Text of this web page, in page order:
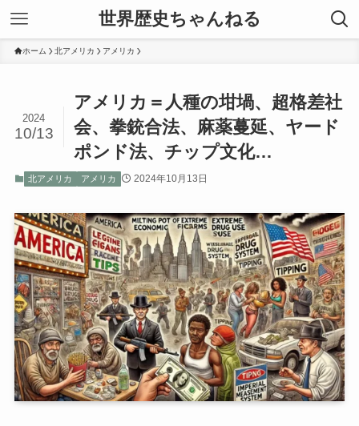
世界歴史ちゃんねる
ホーム 北アメリカ アメリカ
アメリカ＝人種の坩堝、超格差社
会、拳銃合法、麻薬蔓延、ヤード
ポンド法、チップ文化…
2024
10/13
北アメリカ アメリカ 2024年10月13日